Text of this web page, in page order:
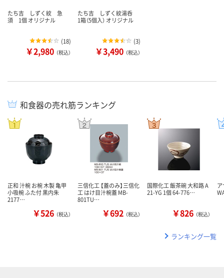
たち吉 しずく紋 急
須 1個 オリジナル
(18)
￥2,980 （税込）
たち吉 しずく紋湯呑
1箱（5個入） オリジナル
(3)
￥3,490 （税込）
和食器の売れ筋ランキング
正和 汁椀 お椀 木製 亀甲
小吸椀 ふた付 黒内朱
2177…
￥526 （税込）
三信化工 【蓋のみ】三信化
工 はけ目汁椀蓋 MB-
801TU…
￥692 （税込）
国際化工 飯茶碗 大和路 A
21-YG 1個 64-776…
￥826 （税込）
ランキング一覧